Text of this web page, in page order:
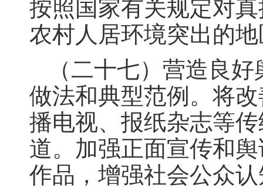
按照国家有关规定对
农村人居环境突出的
（二十七）营造良
做法和典型范例。将
播电视、报纸杂志等
道。加强正面宣传和
作品，增强社会公众